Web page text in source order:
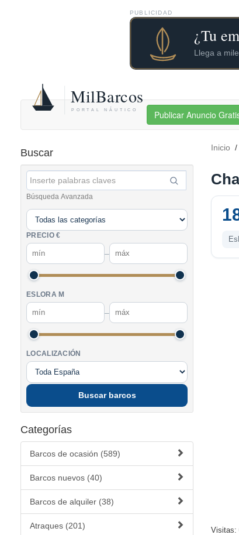
PUBLICIDAD
Publicar Anuncio
Buscar
Búsqueda Avanzada
PRECIO €
–
ESLORA M
–
LOCALIZACIÓN
Buscar barcos
Categorías
Barcos de ocasión (589)
Barcos nuevos (40)
Barcos de alquiler (38)
Atraques (201)
Inicio /
Visitas: